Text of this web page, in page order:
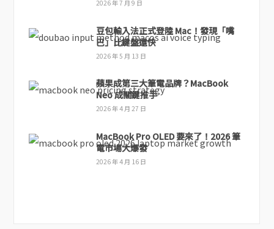
2026 年 7 月 9 日
豆包輸入法正式登陸 Mac！發現「嘴
巴」比鍵盤還快
2026 年 5 月 13 日
蘋果成第三大筆電品牌？MacBook
Neo 成關鍵推手
2026 年 4 月 27 日
MacBook Pro OLED 要來了！2026 筆
電市場大爆發
2026 年 4 月 16 日